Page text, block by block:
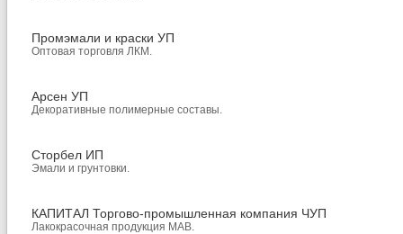
Промэмали и краски УП
Оптовая торговля ЛКМ.
Арсен УП
Декоративные полимерные составы.
Сторбел ИП
Эмали и грунтовки.
КАПИТАЛ Торгово-промышленная компания ЧУП
Лакокрасочная продукция МАВ.